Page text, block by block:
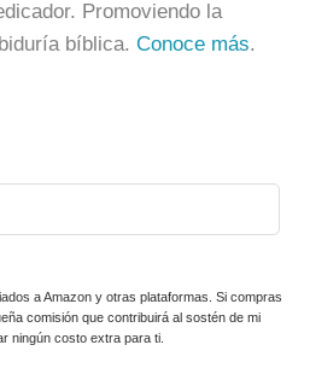
Promoviendo la
bíblica.Conoce más.
a Amazon y otras plataformas. Si compras
comisión que contribuirá al sostén de mi
ningún costo extra para ti.